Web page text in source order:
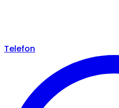
Telefon